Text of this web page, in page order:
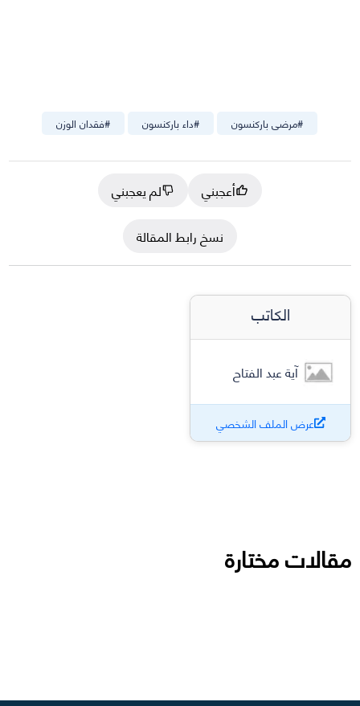
#فقدان الوزن #داء باركنسون #مرضى باركنسون
أعجبني
لم يعجبني
نسخ رابط المقالة
الكاتب
آية عبد الفتاح
عرض الملف الشخصي
مقالات مختارة